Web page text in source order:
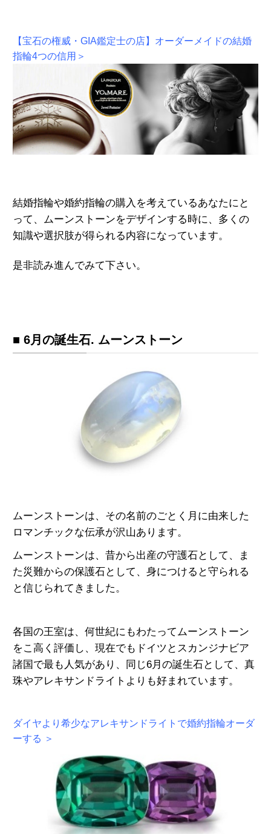
【宝石の権威・GIA鑑定士の店】オーダーメイドの結婚
指輪4つの信用＞
結婚指輪や婚約指輪の購入を考えているあなたにと
って、ムーンストーンをデザインする時に、多くの
知識や選択肢が得られる内容になっています。
是非読み進んでみて下さい。
■ 6月の誕生石. ムーンストーン
ムーンストーンは、その名前のごとく月に由来した
ロマンチックな伝承が沢山あります。
ムーンストーンは、昔から出産の守護石として、ま
た災難からの保護石として、身につけると守られる
と信じられてきました。
各国の王室は、何世紀にもわたってムーンストーン
をこ高く評価し、現在でもドイツとスカンジナビア
諸国で最も人気があり、同じ6月の誕生石として、真
珠やアレキサンドライトよりも好まれています。
ダイヤより希少なアレキサンドライトで婚約指輪オーダ
ーする ＞